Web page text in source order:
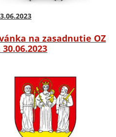
na zasadnutie OZ